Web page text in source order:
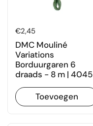
Prijs:
€2,45
DMC Mouliné
Variations
Borduurgaren 6
draads - 8 m | 4045
Toevoegen